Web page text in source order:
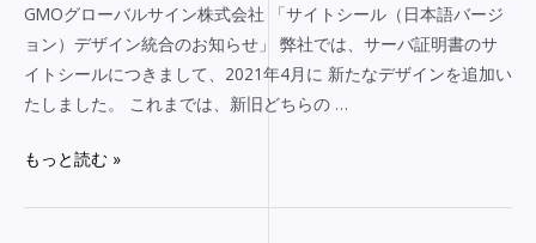
GMOグローバルサイン株式会社 「サイトシール（日本語バージ
ョン）デザイン統合のお知らせ」 弊社では、サーバ証明書のサ
イトシールにつきまして、2021年4月に 新たなデザインを追加い
たしました。 これまでは、新旧どちらの …
ン
株
式
会
「サ
もっと読む »